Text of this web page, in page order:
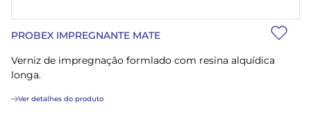
PROBEX IMPREGNANTE MATE
Verniz de impregnação formlado com resina alquídica
longa.
Ver detalhes do produto